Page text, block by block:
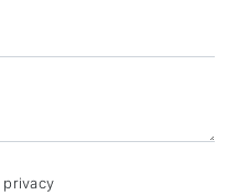
privacy